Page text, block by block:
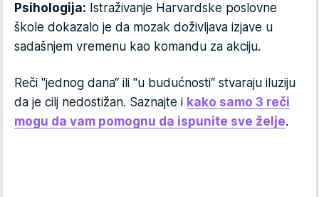
Psihologija: Istraživanje Harvardske poslovne
škole dokazalo je da mozak doživljava izjave u
sadašnjem vremenu kao komandu za akciju.
Reči "jednog dana“ ili "u budućnosti“ stvaraju iluziju
da je cilj nedostižan. Saznajte i kako samo 3 reči
mogu da vam pomognu da ispunite sve želje.